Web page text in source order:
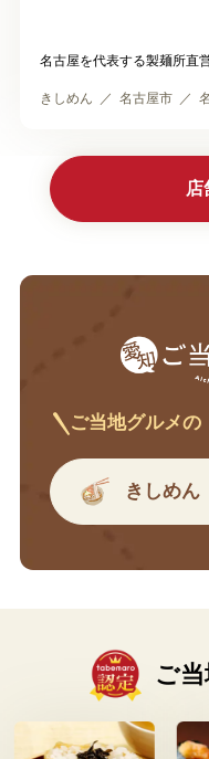
名古屋を代表する製麺所直
きしめん 名古屋市
店
ご当地グルメの
きしめん
ご